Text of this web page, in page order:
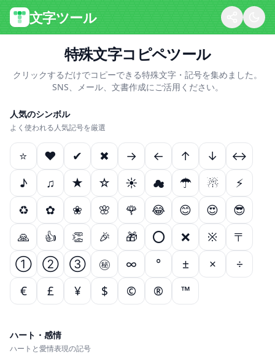
文字ツール
特殊文字コピペツール
クリックするだけでコピーできる特殊文字・記号を集めました。
SNS、メール、文書作成にご活用ください。
人気のシンボル
よく使われる人気記号を厳選
⭐ ❤ ✔ ✖ → ← ↑ ↓
↔
♪
♫ ★ ☆ ☀ ☁ ☂ ☃
⚡
♻
✿ ❀ 🌸 🌹 😂 😊 😍
😎
🙏
👍 👏 🎉 🎁 ⭕ ❌ ※
〒
①
② ③ ㊙ ∞ ° ± ×
÷
€
£ ¥ $ © ® ™
ハート・感情
ハートと愛情表現の記号